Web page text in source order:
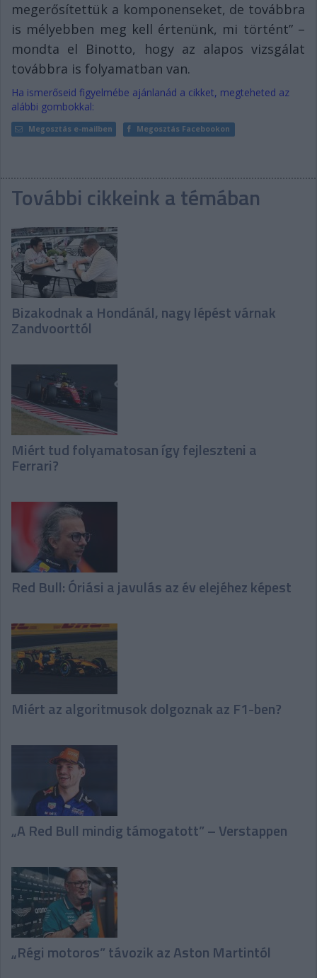
megerősítettük a komponenseket, de továbbra
is mélyebben meg kell értenünk, mi történt” –
mondta el Binotto, hogy az alapos vizsgálat
továbbra is folyamatban van.
Ha ismerőseid figyelmébe ajánlanád a cikket, megteheted az
alábbi gombokkal:
Megosztás e-mailben Megosztás Facebookon
További cikkeink a témában
Bizakodnak a Hondánál, nagy lépést várnak
Zandvoorttól
Miért tud folyamatosan így fejleszteni a
Ferrari?
Red Bull: Óriási a javulás az év elejéhez képest
Miért az algoritmusok dolgoznak az F1-ben?
„A Red Bull mindig támogatott” – Verstappen
„Régi motoros” távozik az Aston Martintól